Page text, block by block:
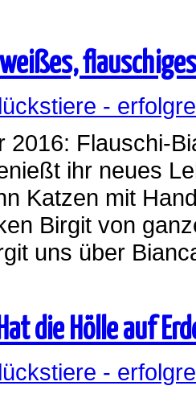
-
2016: Flauschi-
ihr neues
Katzen mit
Birgit von
uns über
die Hölle auf
-